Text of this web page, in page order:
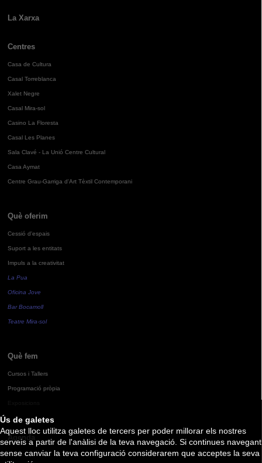
Ús de galetes
Aquest lloc utilitza galetes de tercers per poder millorar els nostres
serveis a partir de l'anàlisi de la teva navegació. Si continues navegant
sense canviar la teva configuració considerarem que acceptes la seva
La Xarxa
Centres
Casa de Cultura
Casal Torreblanca
Xalet Negre
Casal Mira-sol
Casino La Floresta
Casal Les Planes
Sala Clavé - La Unió Centre Cultural
Casa Aymat
Centre Grau-Garriga d'Art Tèxtil Contemporani
Què oferim
Cessió d'espais
Suport a les entitats
Impuls a la creativitat
La Pua
Oficina Jove
Bar Bocamoll
Teatre Mira-sol
Què fem
Cursos i Tallers
Programació pròpia
Agenda